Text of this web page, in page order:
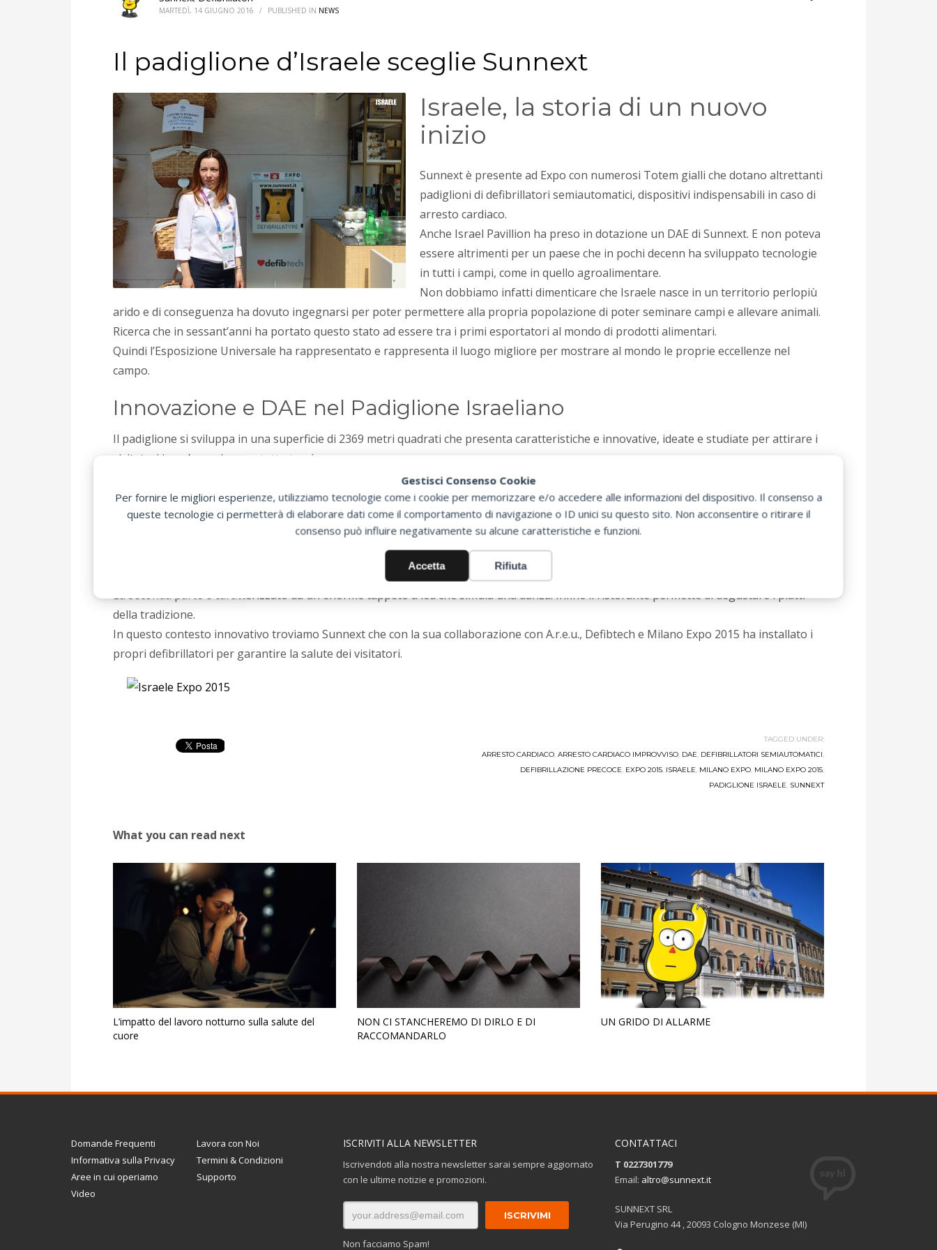
Gestisci Consenso Cookie
Per fornire le migliori esperienze, utilizziamo tecnologie come i cookie per memorizzare e/o accedere alle informazioni del dispositivo. Il consenso a
queste tecnologie ci permetterà di elaborare dati come il comportamento di navigazione o ID unici su questo sito. Non acconsentire o ritirare il
consenso può influire negativamente su alcune caratteristiche e funzioni.
Accetta Rifiuta
MARTEDÌ, 14 GIUGNO 2016 / PUBLISHED IN NEWS
Il padiglione d’Israele sceglie Sunnext
Israele, la storia di un nuovo
inizio
Sunnext è presente ad Expo con numerosi Totem gialli che dotano altrettanti
padiglioni di defibrillatori semiautomatici, dispositivi indispensabili in caso di
arresto cardiaco.
Anche Israel Pavillion ha preso in dotazione un DAE di Sunnext. E non poteva
essere altrimenti per un paese che in pochi decenn ha sviluppato tecnologie
in tutti i campi, come in quello agroalimentare.
Non dobbiamo infatti dimenticare che Israele nasce in un territorio perlopiù
arido e di conseguenza ha dovuto ingegnarsi per poter permettere alla propria popolazione di poter seminare campi e allevare animali.
Ricerca che in sessant’anni ha portato questo stato ad essere tra i primi esportatori al mondo di prodotti alimentari.
Quindi l’Esposizione Universale ha rappresentato e rappresenta il luogo migliore per mostrare al mondo le proprie eccellenze nel
campo.
Innovazione e DAE nel Padiglione Israeliano
Il padiglione si sviluppa in una superficie di 2369 metri quadrati che presenta caratteristiche e innovative, ideate e studiate per attirare i
visitatori in un’esperienza a tutto tondo.
L’intento è quello di attrarre il turista per far conoscere meglio quello che Israele offre.
Per cominciare un ampio giardino verticale, di spettacolari dimensioni che ricopre le pareti del padiglione all’esterno. L’idea nasce dallo
smentire un luogo comune che afferma che Israele sia uno stato arido e senza possibilità di coltivazioni.In realtà questo paese lotta da
anni contro la desertificazione, attraverso tecnologie all’avanguardia che vengono illustrate nel padiglione.
Interbamente un primo spazio offre agli ospiti la possibilità di conoscere la storia dell’agricoltura del paese arabo dagli inizi ad oggi.
Degli schermi 3D proiettano film in cui viene anche raccontato il piano di rimboschimento del paee israeliano.
La seconda parte è caratterizzato da un enorme tappeto a led che simula una danza. Infine il ristorante permette di degustare i piatti
della tradizione.
In questo contesto innovativo troviamo Sunnext che con la sua collaborazione con A.r.e.u., Defibtech e Milano Expo 2015 ha installato i
propri defibrillatori per garantire la salute dei visitatori.
TAGGED UNDER:
ARRESTO CARDIACO, ARRESTO CARDIACO IMPROVVISO, DAE, DEFIBRILLATORI SEMIAUTOMATICI,
DEFIBRILLAZIONE PRECOCE, EXPO 2015, ISRAELE, MILANO EXPO, MILANO EXPO 2015,
PADIGLIONE ISRAELE, SUNNEXT
What you can read next
L’impatto del lavoro notturno sulla salute del
cuore
NON CI STANCHEREMO DI DIRLO E DI
RACCOMANDARLO
UN GRIDO DI ALLARME
Domande Frequenti
Lavora con Noi
Informativa sulla Privacy
Termini & Condizioni
Aree in cui operiamo
Supporto
Video
ISCRIVITI ALLA NEWSLETTER
Iscrivendoti alla nostra newsletter sarai sempre aggiornato
con le ultime notizie e promozioni.
Non facciamo Spam!
CONTATTACI
T 0227301779
Email: altro@sunnext.it
SUNNEXT SRL
Via Perugino 44 , 20093 Cologno Monzese (MI)